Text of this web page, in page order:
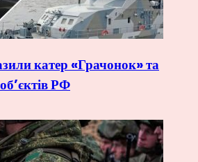
катер «Грачонок» та
РФ